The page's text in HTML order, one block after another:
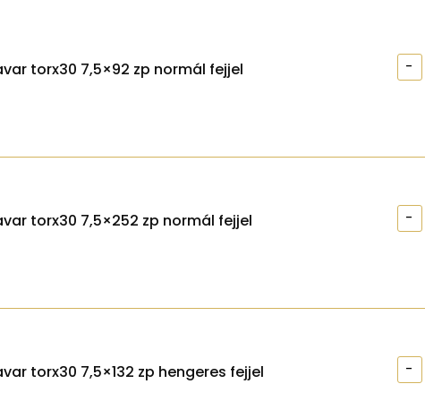
torx30 7,5×92 zp normál fejjel -
torx30 7,5×252 zp normál fejjel -
torx30 7,5×132 zp hengeres fejjel -